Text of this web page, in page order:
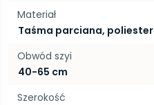
Materiał
Taśma parciana, poliester
Obwód szyi
40-65 cm
Szerokość